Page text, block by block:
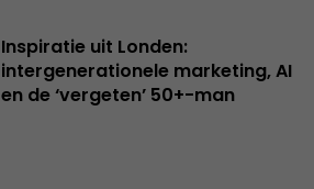
Inspiratie uit Londen:
intergenerationele marketing, AI
en de ‘vergeten’ 50+-man